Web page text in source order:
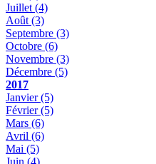
Juillet (4)
Août (3)
Septembre (3)
Octobre (6)
Novembre (3)
Décembre (5)
2017
Janvier(5)
Février(5)
Mars (6)
Avril (6)
Mai (5)
Juin (4)